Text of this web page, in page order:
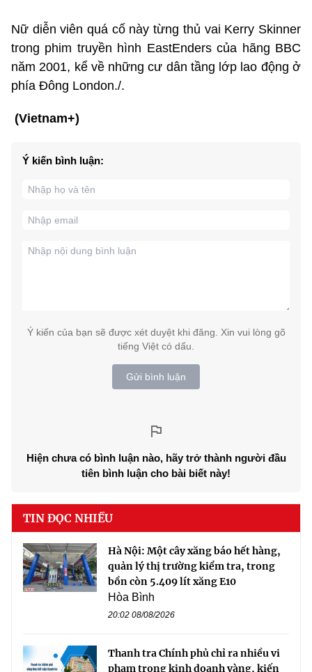
Nữ diễn viên quá cố này từng thủ vai Kerry Skinner
trong phim truyền hình EastEnders của hãng BBC
năm 2001, kể về những cư dân tầng lớp lao động ở
phía Đông London./.
(Vietnam+)
Ý kiến bình luận:
Ý kiến của bạn sẽ được xét duyệt khi đăng. Xin vui lòng gõ
tiếng Việt có dấu.
Gửi bình luận
Hiện chưa có bình luận nào, hãy trở thành người đầu
tiên bình luận cho bài biết này!
TIN ĐỌC NHIỀU
Hà Nội: Một cây xăng báo hết hàng,
quản lý thị trường kiểm tra, trong
bồn còn 5.409 lít xăng E10
Hòa Bình
20:02 08/08/2026
Thanh tra Chính phủ chỉ ra nhiều vi
phạm trong kinh doanh vàng, kiến